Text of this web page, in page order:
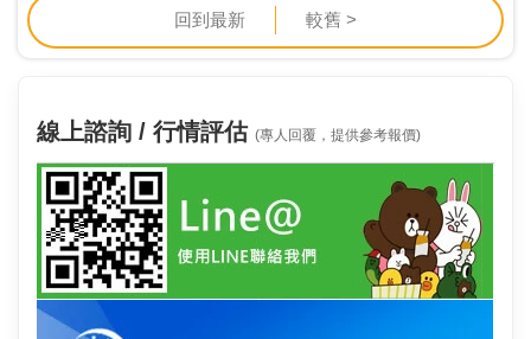
回到最新 較舊 >
線上諮詢 / 行情評估 (專人回覆，提供參考報價)